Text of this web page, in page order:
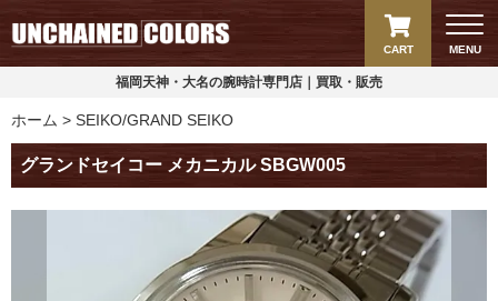
MENU
CART
福岡天神・大名の腕時計専門店｜買取・販売
ホーム SEIKO/GRAND SEIKO
グランドセイコー メカニカル SBGW005